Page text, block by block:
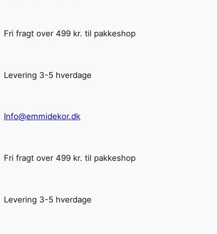
Fri fragt over 499 kr. til pakkeshop
Levering 3-5 hverdage
Info@emmidekor.dk
Fri fragt over 499 kr. til pakkeshop
Levering 3-5 hverdage